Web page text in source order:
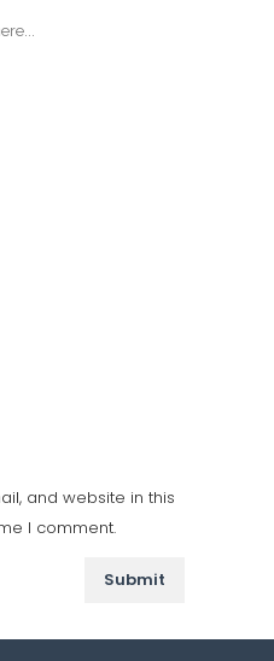
and website in this
I comment.